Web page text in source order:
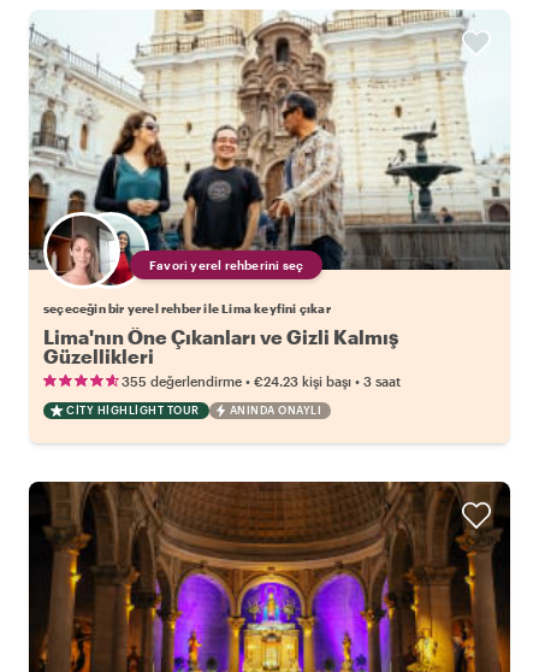
Favori yerel rehberini seç
seçeceğin bir yerel rehber ile Lima keyfini çıkar
Lima'nın Öne Çıkanları ve Gizli Kalmış
Güzellikleri
355 değerlendirme • €24.23 kişi başı • 3 saat
CITY HIGHLIGHT TOUR ANINDA ONAYLI